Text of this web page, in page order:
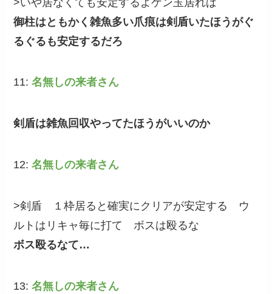
御柱はともかく雑魚多い爪痕は剣盾いたほうがぐ
るぐるも安定するだろ
11:名無しの来者さん
剣盾は雑魚回収やってたほうがいいのか
12:名無しの来者さん
>剣盾 １枠居ると確実にクリアが安定する ウ
ルトはリキャ毎に打て ボスは殴るな
ボス殴るなて…
13:名無しの来者さん